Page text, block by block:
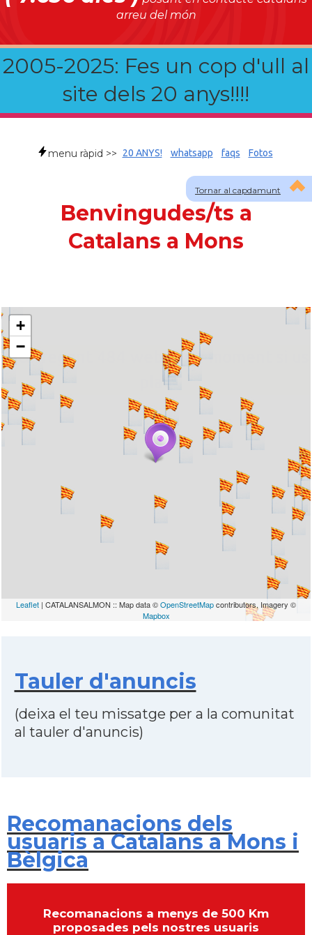
arreu del món
2005-2025: Fes un cop d'ull al
site dels 20 anys!!!!
Tornar al capdamunt
menu ràpid >> 20 ANYS! whatsapp faqs Fotos
Benvingudes/ts a
Catalans a Mons
... carregant 484 webs... un moment si us
plau
+
−
Leaflet | CATALANSALMON :: Map data ©OpenStreetMapcontributors, Imagery ©
Mapbox
Tauler d'anuncis
(deixa el teu missatge per a la comunitat
al tauler d'anuncis)
Recomanacions dels
usuaris a Catalans a Mons i
Bèlgica
Recomanacions a menys de 500 Km
proposades pels nostres usuaris